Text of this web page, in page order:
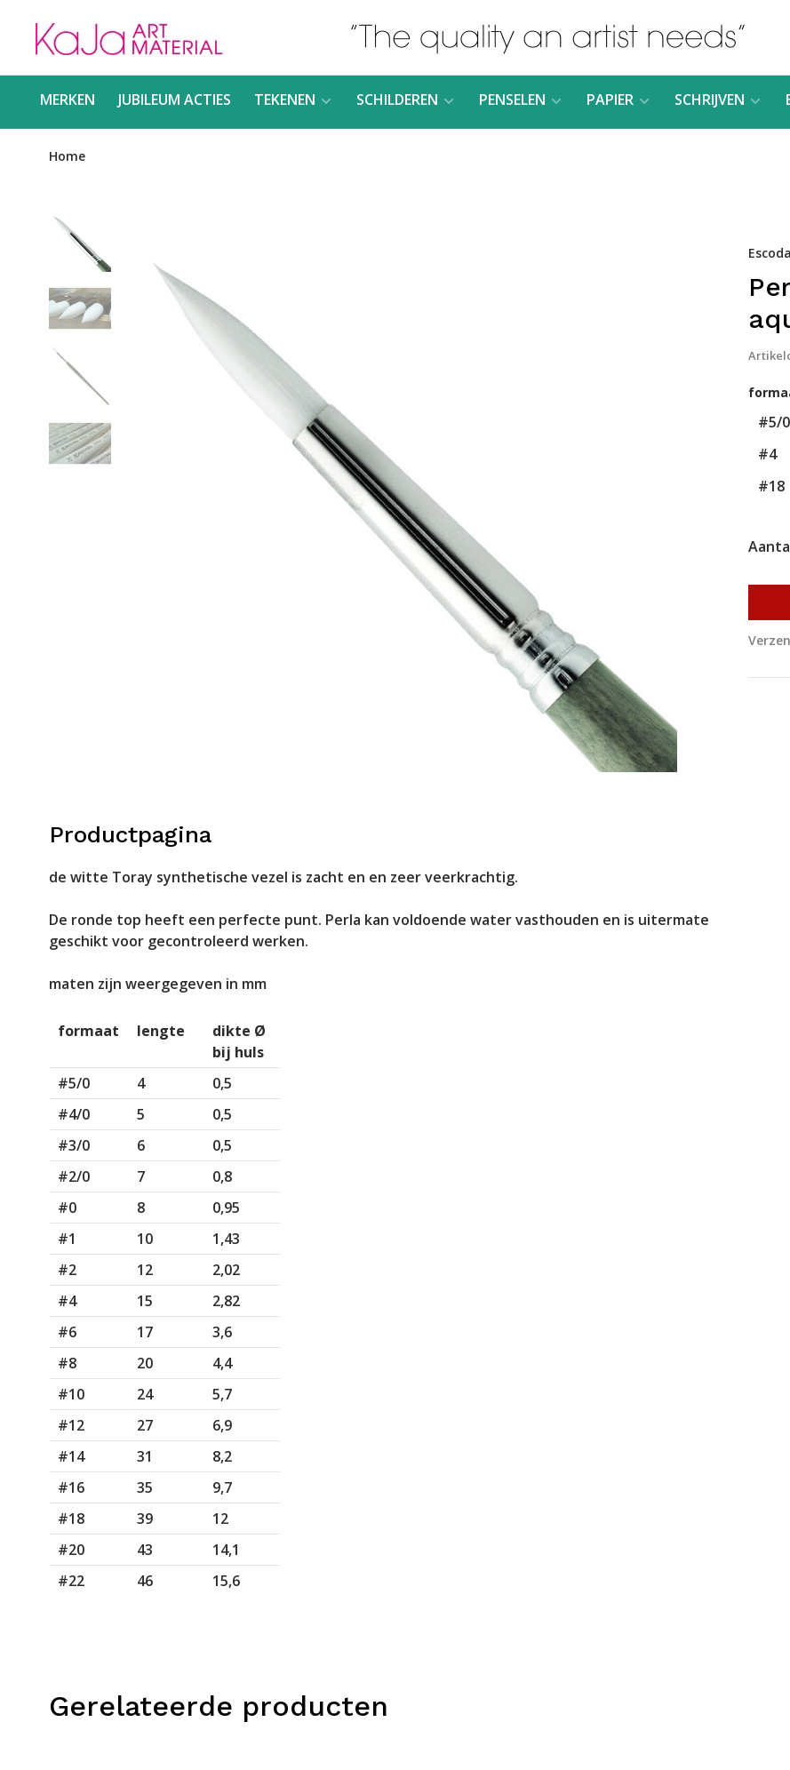
MERKEN JUBILEUM ACTIES TEKENEN SCHILDEREN PENSELEN PAPIER SCHRIJVEN
Home
Escoda
#5/0
#4
#18
Productpagina
de witte Toray synthetische vezel is zacht en en zeer veerkrachtig.
De ronde top heeft een perfecte punt. Perla kan voldoende water vasthouden en is uitermate
geschikt voor gecontroleerd werken.
maten zijn weergegeven in mm
formaat lengte
dikte Ø
bij huls
#5/0
4
0,5
#4/0
5
0,5
#3/0
6
0,5
#2/0
7
0,8
#0
8
0,95
#1
10
1,43
#2
12
2,02
#4
15
2,82
#6
17
3,6
#8
20
4,4
#10
24
5,7
#12
27
6,9
#14
31
8,2
#16
35
9,7
#18
39
12
#20
43
14,1
#22
46 15,6
Gerelateerde producten